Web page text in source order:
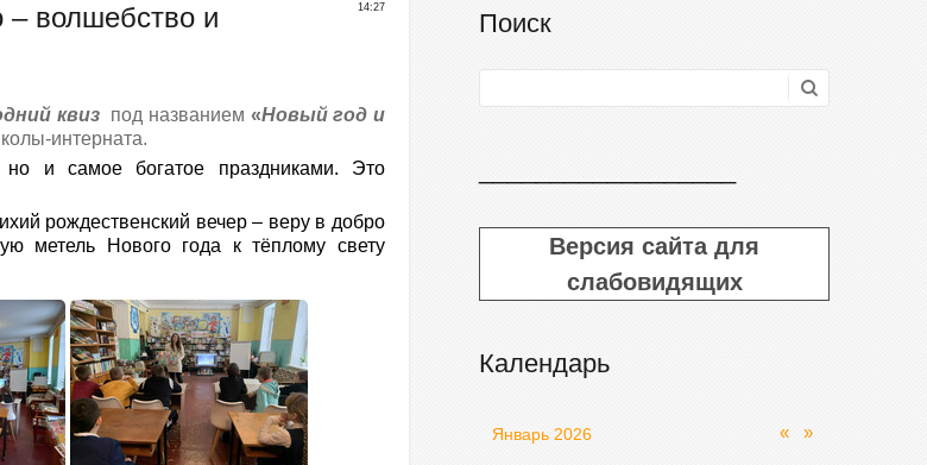
14:27
– волшебство и
квизпод названием «Новый год и
интерната.
и самое богатое праздниками. Это
рождественский вечер – веру в добро
метель Нового года к тёплому свету
Поиск
Версия сайта для
слабовидящих
Календарь
«
Январь 2026 »